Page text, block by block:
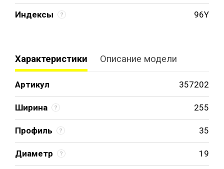
Индексы 96Y
Характеристики Описание модели
Артикул 357202
Ширина 255
Профиль 35
Диаметр 19